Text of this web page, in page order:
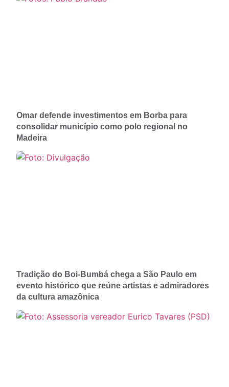
Omar defende investimentos em Borba para
consolidar município como polo regional no
Madeira
Tradição do Boi-Bumbá chega a São Paulo em
evento histórico que reúne artistas e admiradores
da cultura amazônica